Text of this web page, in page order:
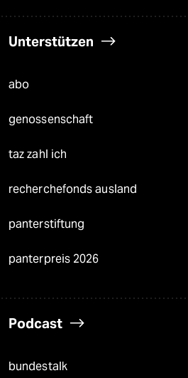
Unterstützen
abo
genossenschaft
taz zahl ich
recherchefonds ausland
panterstiftung
panterpreis 2026
Podcast
bundestalk